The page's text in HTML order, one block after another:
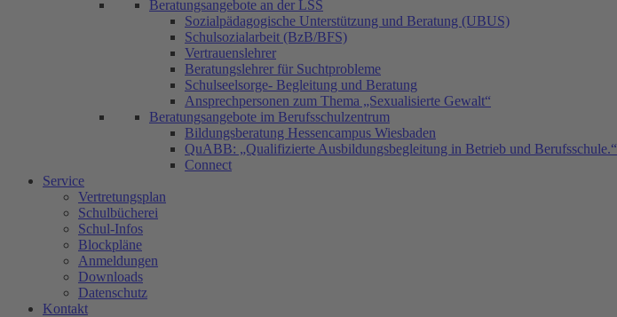
Beratungsangebote an der LSS
Sozialpädagogische Unterstützung und Beratung (UBUS)
Schulsozialarbeit (BzB/BFS)
Vertrauenslehrer
Beratungslehrer für Suchtprobleme
Schulseelsorge- Begleitung und Beratung
Ansprechpersonen zum Thema „Sexualisierte Gewalt“
Beratungsangebote im Berufsschulzentrum
Bildungsberatung Hessencampus Wiesbaden
QuABB: „Qualifizierte Ausbildungsbegleitung in Betrieb und Berufsschule.“
Connect
Service
Vertretungsplan
Schulbücherei
Schul-Infos
Blockpläne
Anmeldungen
Downloads
Datenschutz
Kontakt